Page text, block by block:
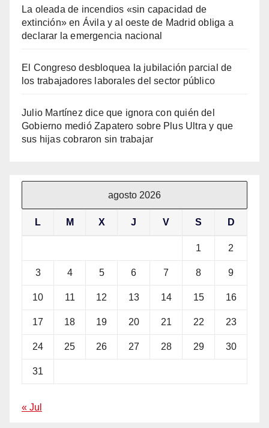
La oleada de incendios «sin capacidad de
extinción» en Ávila y al oeste de Madrid obliga a
declarar la emergencia nacional
El Congreso desbloquea la jubilación parcial de
los trabajadores laborales del sector público
Julio Martínez dice que ignora con quién del
Gobierno medió Zapatero sobre Plus Ultra y que
sus hijas cobraron sin trabajar
agosto 2026
L M X J V S D
1 2
3 4 5 6 7 8 9
10 11 12 13 14 15 16
17 18 19 20 21 22 23
24 25 26 27 28 29 30
31
« Jul